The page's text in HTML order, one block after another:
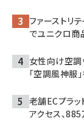
ファーストリ
でユニクロ商
女性向け空調
「空調風神服
老舗ECプラッ
アクセス、